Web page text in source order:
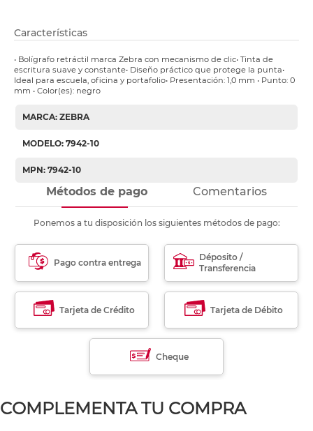
Características
• Bolígrafo retráctil marca Zebra con mecanismo de clic• Tinta de
escritura suave y constante• Diseño práctico que protege la punta•
Ideal para escuela, oficina y portafolio• Presentación: 1,0 mm • Punto: 0
mm • Color(es): negro
MARCA: ZEBRA
MODELO: 7942-10
MPN: 7942-10
Métodos de pago Comentarios
Ponemos a tu disposición los siguientes métodos de pago:
Pago contra entrega
Déposito /
Transferencia
Tarjeta de Crédito Tarjeta de Débito
Cheque
COMPLEMENTA TU COMPRA